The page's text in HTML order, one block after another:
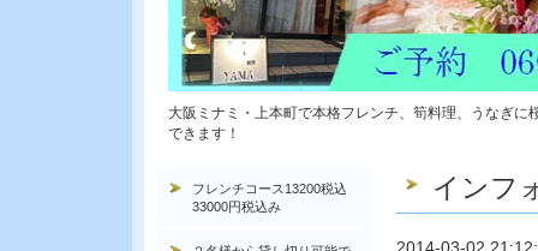
大阪ミナミ・上本町で本格フレンチ、筍料理、うなぎ
できます！
インフ
フレンチコース13200税込
33000円税込み